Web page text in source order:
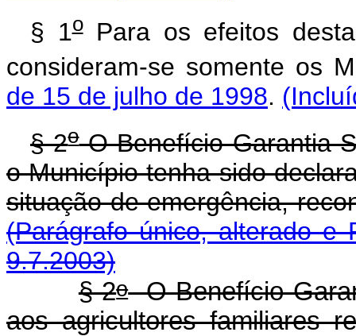
§ 1oPara os efeitos
consideram-se somente os
de 15 de julho de 1998.
§ 2oO Benefício Garantia-
o Município tenha sido
situação de emergência,
(Parágrafo único, alterado e
9.7.2003)
§ 2oO Benefício
aos agricultores familiares